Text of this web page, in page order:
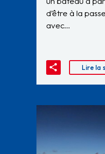
d’être à la
avec…
Lire la